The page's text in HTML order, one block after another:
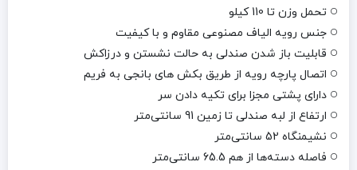
تحمل وزن تا 110 کیلو
جنس رویه الیاف مصنوعی مقاوم و با کیفیت
قابلیت باز شدن صندلی به حالت نشستن و درزاکش
اتصال پارچه رویه از طریق بکش های بانجی به فریم
دارای پشتی مجزا برای تکیه دادن سر
ارتفاع از لبه صندلی تا زمین 91 سانتی‌متر
نشیمنگاه 52 سانتی‌متر
فاصله دسته‌ها از هم 65.5 سانتی‌متر